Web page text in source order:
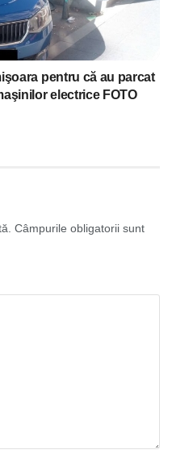
pentru că au parcat
electrice FOTO
Câmpurile obligatorii sunt